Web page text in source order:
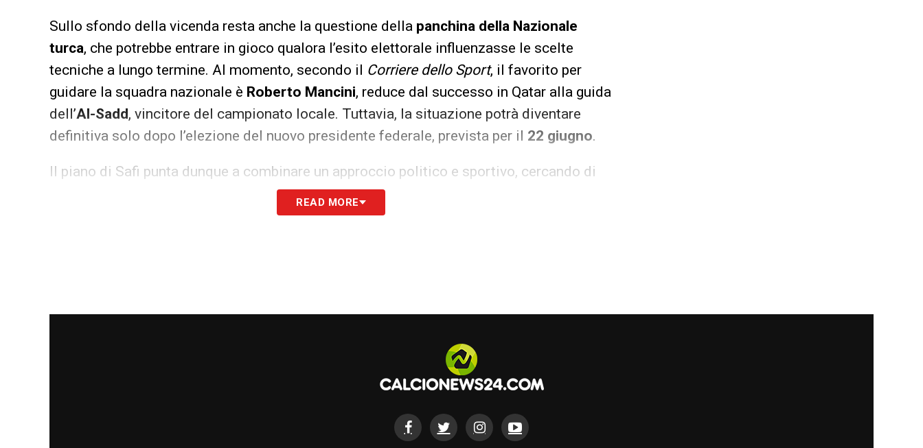
Sullo sfondo della vicenda resta anche la questione della panchina della Nazionale
turca, che potrebbe entrare in gioco qualora l’esito elettorale influenzasse le scelte
tecniche a lungo termine. Al momento, secondo il Corriere dello Sport, il favorito per
guidare la squadra nazionale è Roberto Mancini, reduce dal successo in Qatar alla guida
dell’Al-Sadd, vincitore del campionato locale. Tuttavia, la situazione potrà diventare
definitiva solo dopo l’elezione del nuovo presidente federale, prevista per il 22 giugno.
Il piano di Safi punta dunque a combinare un approccio politico e sportivo, cercando di
convincere i tifosi e gli azionisti del Fenerbahce attraverso una strategia che coniughi
risultati immediati e figure di prestigio internazionale. La presenza di
Le prossime settimane saranno decisive non solo per l’esito delle elezioni, ma anche per
dare continuità sportiva e stabilità economica, ma dovrà convincere il mondo
Fenerbahce che il suo progetto sia realistico e competitivo sul piano internazionale.
READ MORE